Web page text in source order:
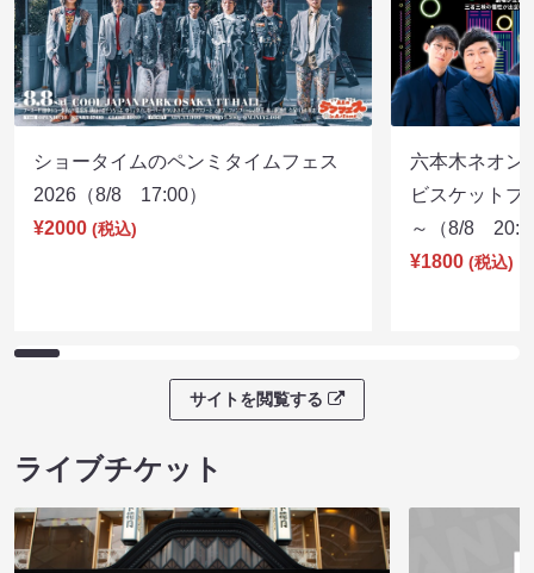
ショータイムのペンミタイムフェス
2026（8/8 17:00）
¥2000 (税込)
六本木ネオン
ビスケットブ
～（8/8
¥1800 (税込)
サイトを閲覧する
ライブチケット